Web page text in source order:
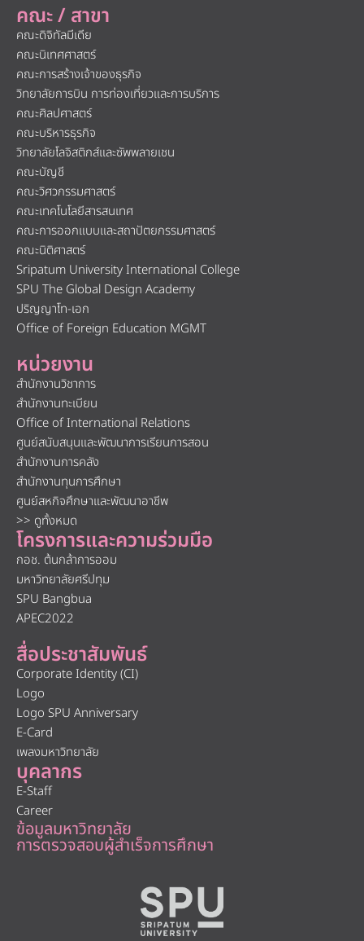
คณะ / สาขา
คณะดิจิทัลมีเดีย
คณะนิเทศศาสตร์
คณะการสร้างเจ้าของธุรกิจ
วิทยาลัยการบิน การท่องเที่ยวและการบริการ
คณะศิลปศาสตร์
คณะบริหารธุรกิจ
วิทยาลัยโลจิสติกส์และซัพพลายเชน
คณะบัญชี
คณะวิศวกรรมศาสตร์
คณะเทคโนโลยีสารสนเทศ
คณะการออกแบบและสถาปัตยกรรมศาสตร์
คณะนิติศาสตร์
Sripatum University International College
SPU The Global Design Academy
ปริญญาโท-เอก
Office of Foreign Education MGMT
หน่วยงาน
สำนักงานวิชาการ
สำนักงานทะเบียน
Office of International Relations
ศูนย์สนับสนุนและพัฒนาการเรียนการสอน
สำนักงานการคลัง
สำนักงานทุนการศึกษา
ศูนย์สหกิจศึกษาและพัฒนาอาชีพ
>> ดูทั้งหมด
โครงการและความร่วมมือ
กอช. ต้นกล้าการออม
มหาวิทยาลัยศรีปทุม
SPU Bangbua
APEC2022
สื่อประชาสัมพันธ์
Corporate Identity (CI)
Logo
Logo SPU Anniversary
E-Card
เพลงมหาวิทยาลัย
บุคลากร
E-Staff
Career
ข้อมูลมหาวิทยาลัย
การตรวจสอบผู้สำเร็จการศึกษา